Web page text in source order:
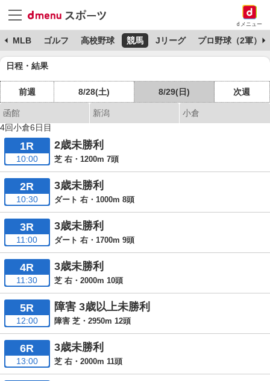
dメニュー
MLB ゴルフ 高校野球 競馬 Jリーグ プロ野球（2軍）
日程・結果
前週 8/28(土) 8/29(日) 次週
函館 新潟
小倉
4回小倉6日目
1R
10:00
2歳未勝利
芝 右・1200m 7頭
2R
10:30
3歳未勝利
ダート 右・1000m 8頭
3R
11:00
3歳未勝利
ダート 右・1700m 9頭
4R
11:30
3歳未勝利
芝 右・2000m 10頭
5R
12:00
障害 3歳以上未勝利
障害 芝・2950m 12頭
6R
13:00
3歳未勝利
芝 右・2000m 11頭